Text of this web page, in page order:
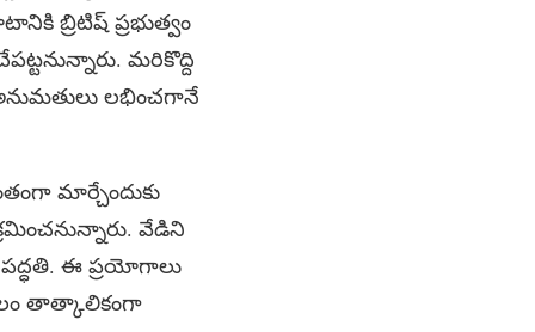
బ్రిటిష్‌ ప్రభుత్వం
మరికొద్ది
లభించగానే
మార్చేందుకు
వేడిని
ఈ ప్రయోగాలు
తాత్కాలికంగా